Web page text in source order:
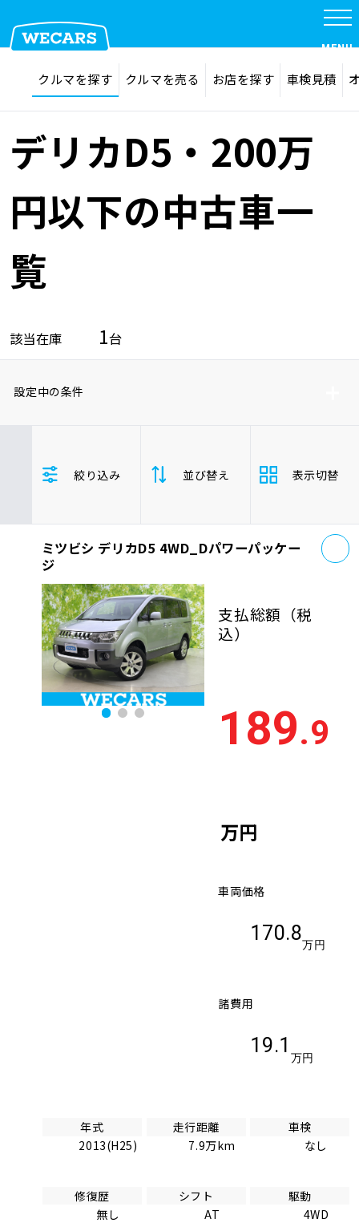
在庫検索 サイト内検索
MENU
クルマを探す
品質管理とサポート体制
オイル交換・点検・整備予約
0120-733-500
クルマを探す クルマを売る お店を探す 車検見積
デリカD5・200万
円以下の中古車一
覧
該当在庫 1台
設定中の条件
車両本体価格(下限)
車両本体価格(上限)
絞り込み 並び替え
支払総
安い順 高
年式 新しい順
走行距
離
少ない順
排気量 大きい順
表示切替
ミツビシ デリカD5 4WD_Dパワーパッケー
ジ
支払総額 （税
込）
189.9
万円
車両価格
170.8
万円
諸費用
19.1
万円
年式
2013(H25)
走行距離
7.9万km
車検
なし
修復歴
無し
シフト
AT
駆動
4WD